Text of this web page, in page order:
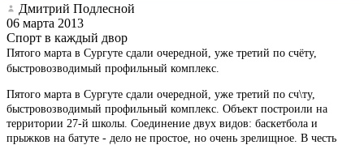
Дмитрий Подлесной
06 марта 2013
Спорт в каждый двор
Пятого марта в Сургуте сдали очередной, уже третий по счёту,
быстровозводимый профильный комплекс.
Пятого марта в Сургуте сдали очередной, уже третий по сч\ту,
быстровозводимый профильный комплекс. Объект построили на
территории 27-й школы. Соединение двух видов: баскетбола и
прыжков на батуте - дело не простое, но очень зрелищное. В честь